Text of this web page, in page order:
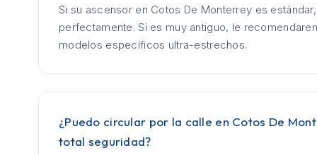
Si su ascensor en Cotos De Monterrey es
perfectamente. Si es muy antiguo, le
modelos específicos ultra-estrechos.
¿Puedo circular por la calle en Cotos De
total seguridad?